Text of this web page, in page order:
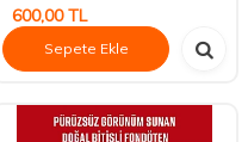
600,00TL
Sepete Ekle